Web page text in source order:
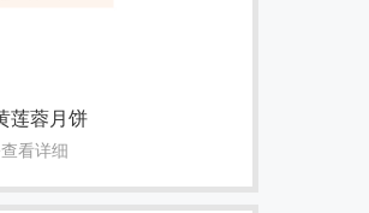
莲蓉月饼
看详细